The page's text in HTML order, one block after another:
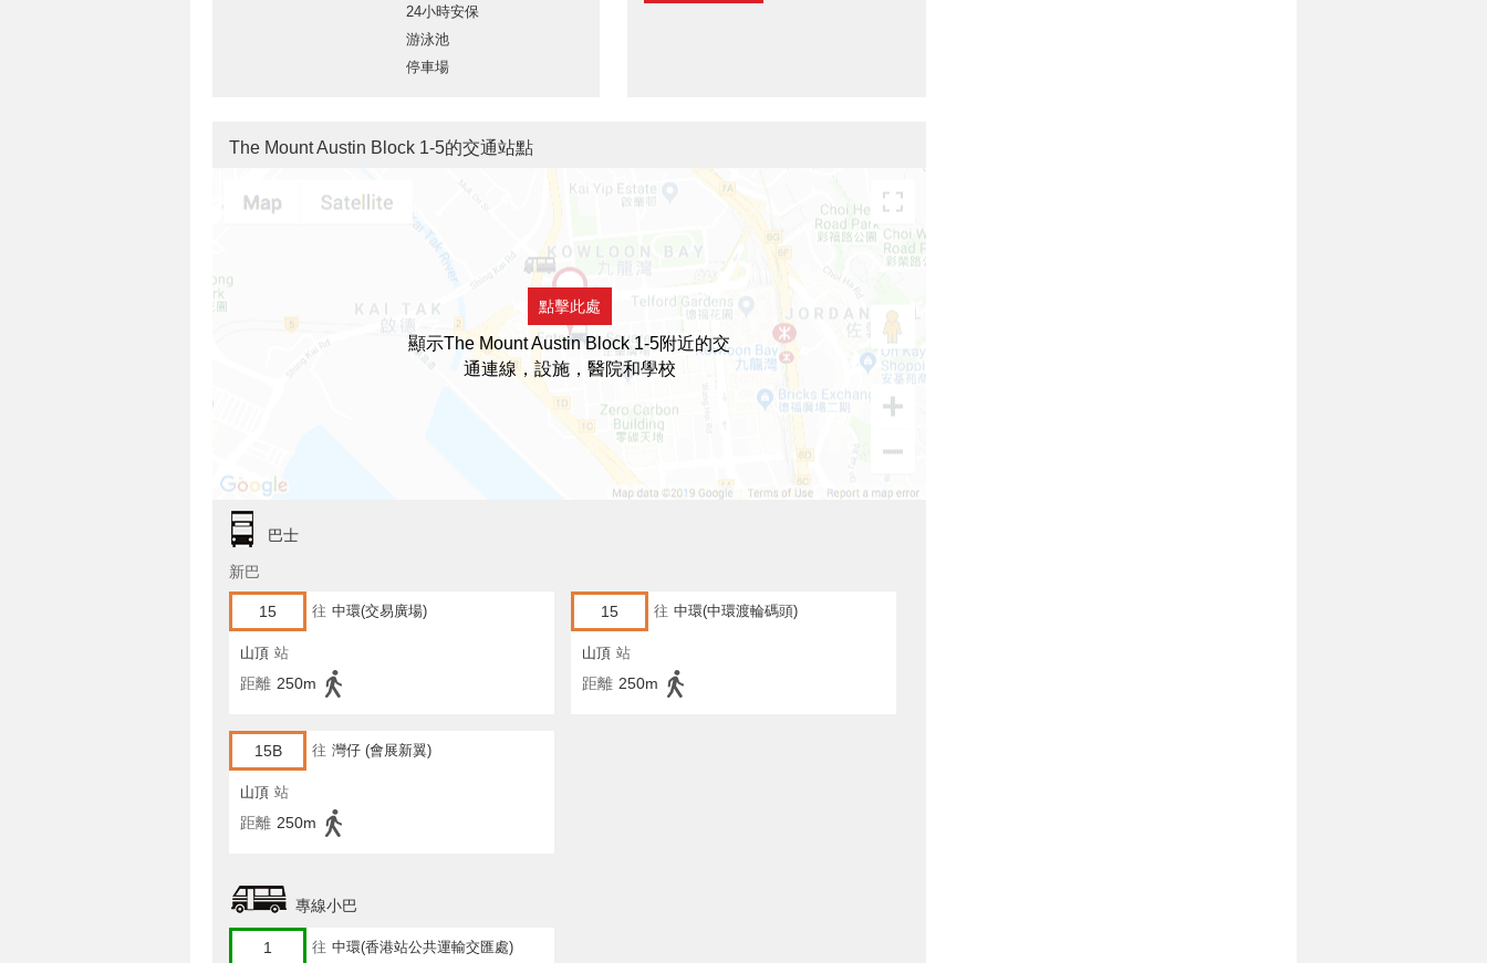
24小時安保
游泳池
停車場
The Mount Austin Block 1-5的交通站點
點擊此處
顯示The Mount Austin Block 1-5附近的交
通連線，設施，醫院和學校
巴士
新巴
15 往 中環(交易廣場)
山頂 站
距離 250m
15 往 中環(中環渡輪碼頭)
山頂 站
距離 250m
15B 往 灣仔 (會展新翼)
山頂 站
距離 250m
專線小巴
1 往 中環(香港站公共運輸交匯處)